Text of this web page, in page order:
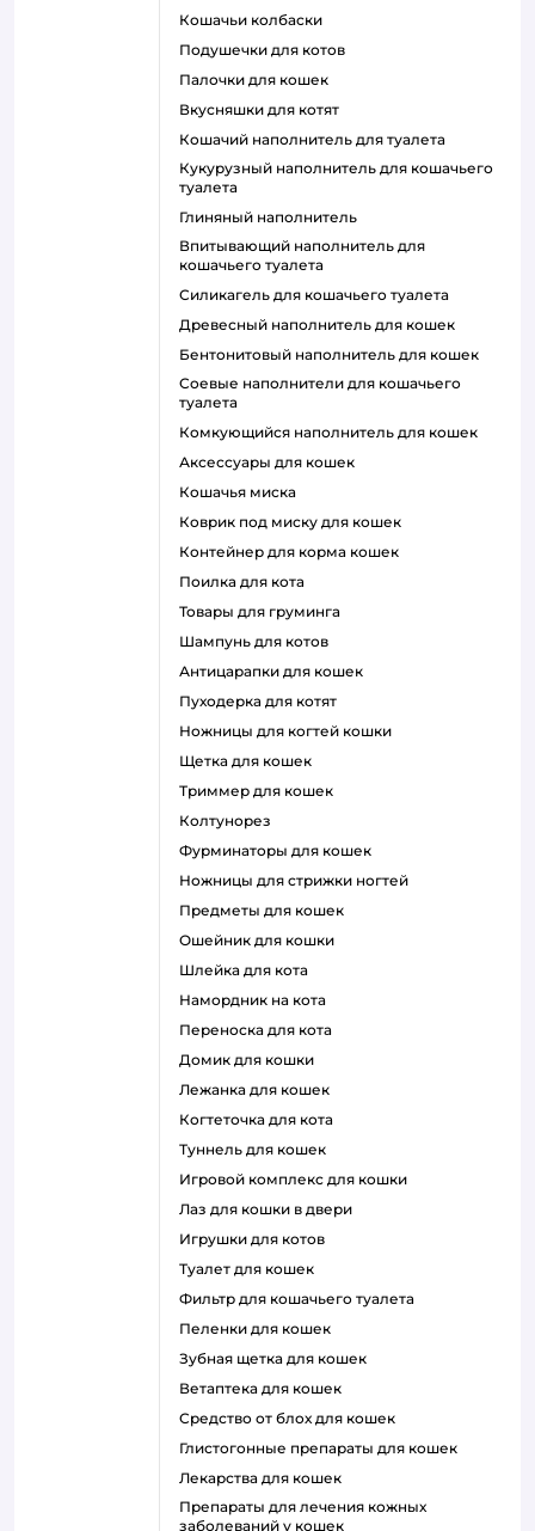
кошачьи колбаски
подушечки для котов
палочки для кошек
вкусняшки для котят
кошачий наполнитель для туалета
кукурузный наполнитель для кошачьего
туалета
глиняный наполнитель
впитывающий наполнитель для
кошачьего туалета
силикагель для кошачьего туалета
древесный наполнитель для кошек
бентонитовый наполнитель для кошек
соевые наполнители для кошачьего
туалета
комкующийся наполнитель для кошек
аксессуары для кошек
кошачья миска
коврик под миску для кошек
контейнер для корма кошек
поилка для кота
товары для груминга
шампунь для котов
антицарапки для кошек
пуходерка для котят
ножницы для когтей кошки
щетка для кошек
триммер для кошек
колтунорез
фурминаторы для кошек
ножницы для стрижки ногтей
предметы для кошек
ошейник для кошки
шлейка для кота
намордник на кота
переноска для кота
домик для кошки
лежанка для кошек
когтеточка для кота
туннель для кошек
игровой комплекс для кошки
лаз для кошки в двери
игрушки для котов
туалет для кошек
фильтр для кошачьего туалета
пеленки для кошек
зубная щетка для кошек
ветаптека для кошек
средство от блох для кошек
глистогонные препараты для кошек
лекарства для кошек
препараты для лечения кожных
заболеваний у кошек